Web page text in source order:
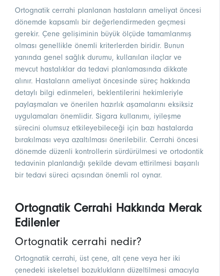
Ortognatik cerrahi planlanan hastaların ameliyat öncesi
dönemde kapsamlı bir değerlendirmeden geçmesi
gerekir. Çene gelişiminin büyük ölçüde tamamlanmış
olması genellikle önemli kriterlerden biridir. Bunun
yanında genel sağlık durumu, kullanılan ilaçlar ve
mevcut hastalıklar da tedavi planlamasında dikkate
alınır. Hastaların ameliyat öncesinde süreç hakkında
detaylı bilgi edinmeleri, beklentilerini hekimleriyle
paylaşmaları ve önerilen hazırlık aşamalarını eksiksiz
uygulamaları önemlidir. Sigara kullanımı, iyileşme
sürecini olumsuz etkileyebileceği için bazı hastalarda
bırakılması veya azaltılması önerilebilir. Cerrahi öncesi
dönemde düzenli kontrollerin sürdürülmesi ve ortodontik
tedavinin planlandığı şekilde devam ettirilmesi başarılı
bir tedavi süreci açısından önemli rol oynar.
Ortognatik Cerrahi Hakkında Merak
Edilenler
Ortognatik cerrahi nedir?
Ortognatik cerrahi, üst çene, alt çene veya her iki
çenedeki iskeletsel bozuklukların düzeltilmesi amacıyla